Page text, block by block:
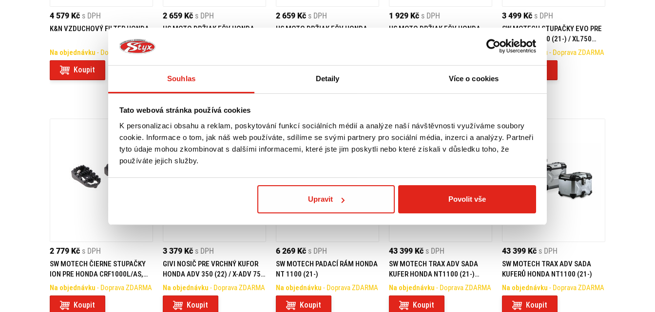
Souhlas Detaily Více o cookies
Tato webová stránka používá cookies
K personalizaci obsahu a reklam, poskytování funkcí sociálních médií a analýze naší návštěvnosti využíváme soubory
cookie. Informace o tom, jak náš web používáte, sdílíme se svými partnery pro sociální média, inzerci a analýzy. Partneři
tyto údaje mohou zkombinovat s dalšími informacemi, které jste jim poskytli nebo které získali v důsledku toho, že
používáte jejich služby.
Upravit Povolit vše
4 579 Kč s DPH
K&N VZDUCHOVÝ FILTER HONDA
Na objednávku - Doprava ZDARMA
Koupit
2 659 Kč s DPH
HS MOTO DRŽIAK EČV HONDA
2 659 Kč s DPH
HS MOTO DRŽIAK EČV HONDA
1 929 Kč s DPH
HS MOTO DRŽIAK EČV HONDA
3 499 Kč s DPH
SW MOTECH STUPAČKY EVO PRE
HONDA NT1100 (21-) / XL750
(22-)
Na objednávku - Doprava ZDARMA
2 779 Kč s DPH
SW MOTECH ČIERNE STUPAČKY
ION PRE HONDA CRF1000L/AS,
CRF1100L/AS, NT1100, XL750
Na objednávku - Doprava ZDARMA
Koupit
3 379 Kč s DPH
GIVI NOSIČ PRE VRCHNÝ KUFOR
HONDA ADV 350 (22) / X-ADV 750
(21-23) / NC750X (21-23) /
NT1100 (22-23) S377
Na objednávku - Doprava ZDARMA
Koupit
6 269 Kč s DPH
SW MOTECH PADACÍ RÁM HONDA
NT 1100 (21-)
Na objednávku - Doprava ZDARMA
Koupit
43 399 Kč s DPH
SW MOTECH TRAX ADV SADA
KUFER HONDA NT1100 (21-)
ČERNÁ
Na objednávku - Doprava ZDARMA
Koupit
43 399 Kč s DPH
SW MOTECH TRAX ADV SADA
KUFERŮ HONDA NT1100 (21-)
Na objednávku - Doprava ZDARMA
Koupit